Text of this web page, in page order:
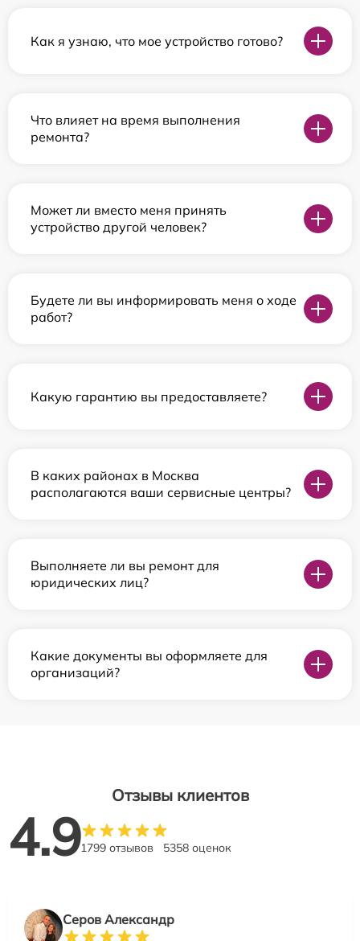
Как я узнаю, что мое устройство готово?
Что влияет на время выполнения
ремонта?
Может ли вместо меня принять
устройство другой человек?
Будете ли вы информировать меня о ходе
работ?
Какую гарантию вы предоставляете?
В каких районах в Москва
располагаются ваши сервисные центры?
Выполняете ли вы ремонт для
юридических лиц?
Какие документы вы оформляете для
организаций?
Отзывы клиентов
4.91799 отзывов 5358 оценок
Серов Александр